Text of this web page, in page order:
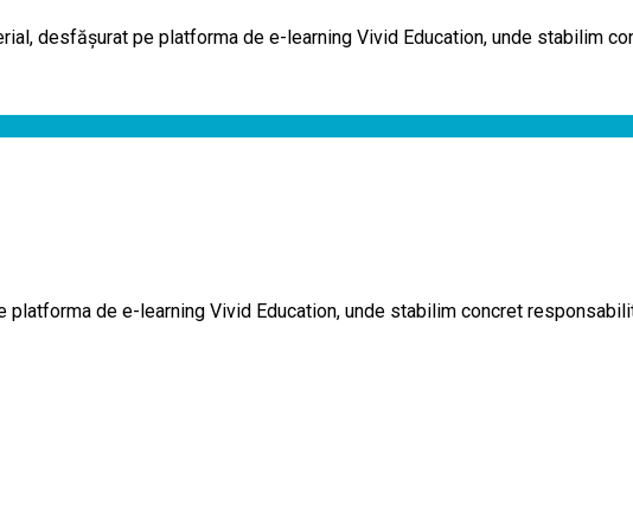
desfășurat pe platforma de e-learning Vivid Education, unde stabilim
platforma de e-learning Vivid Education, unde stabilim concret